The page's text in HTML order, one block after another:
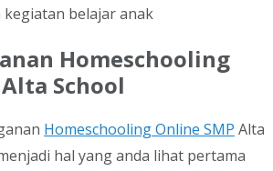
belajar anak
Homeschooling
School
Homeschooling Online SMP Alta
hal yang anda lihat pertama